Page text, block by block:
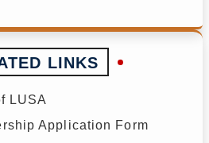
LINKS
LUSA
Application Form